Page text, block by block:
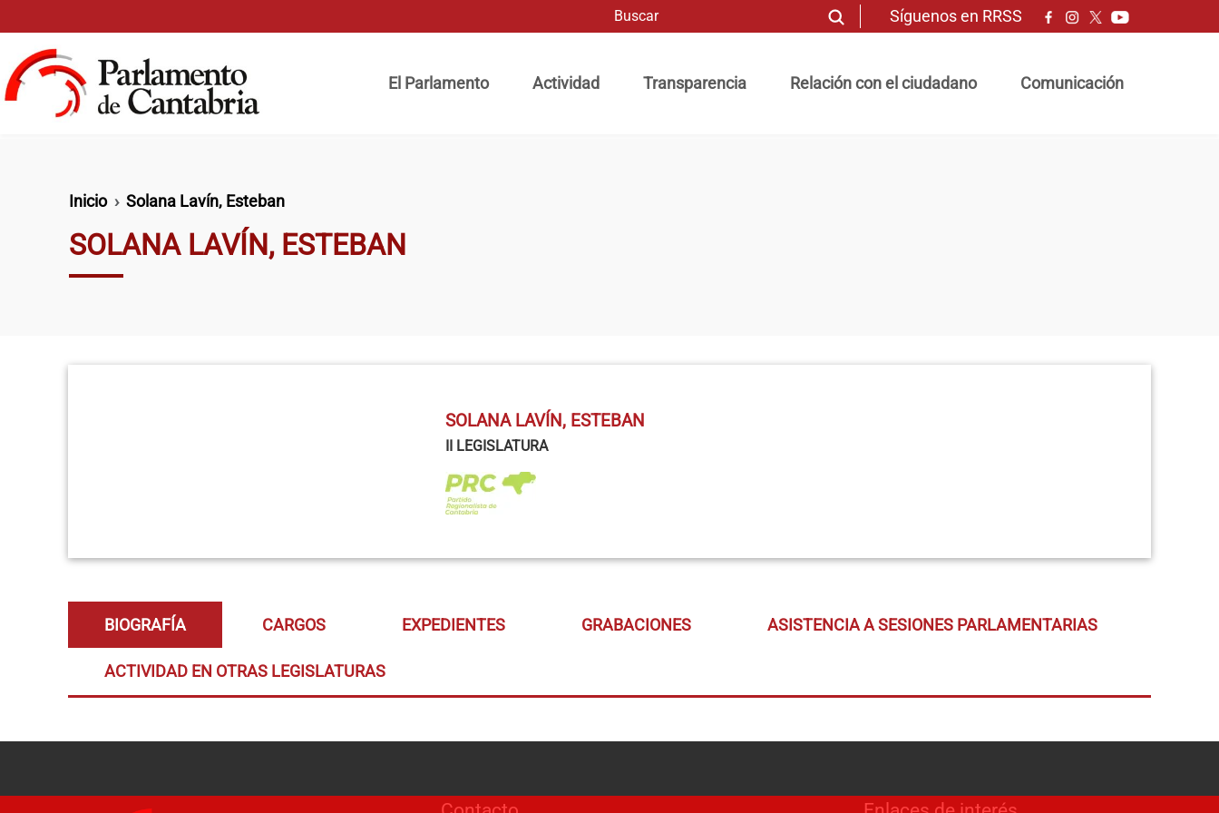
Síguenos en RRSS
El Parlamento
Actividad Transparencia Relación con el ciudadano Comunicación
Ruta de navegación
Inicio Solana Lavín, Esteban
SOLANA LAVÍN, ESTEBAN
SOLANA LAVÍN, ESTEBAN
II LEGISLATURA
BIOGRAFÍA CARGOS EXPEDIENTES GRABACIONES ASISTENCIA A SESIONES PARLAMENTARIAS
ACTIVIDAD EN OTRAS LEGISLATURAS